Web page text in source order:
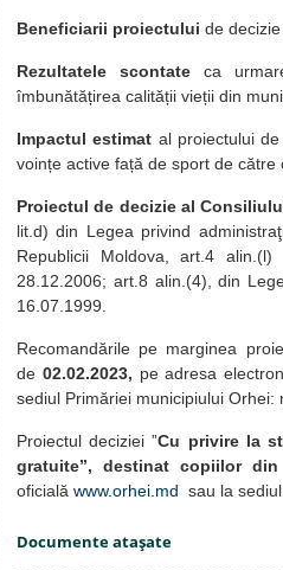
Beneficiarii proiectului de
Rezultatele scontateca urmare
îmbunătățirea calității vieții din
Impactul estimat al proiectului
voințe active față de sport de către
Proiectul de decizie al
lit.d) din Legea privind
Republicii Moldova, art.4
28.12.2006; art.8 alin.(4), din
16.07.1999.
Recomandările pe marginea
de 02.02.2023, pe adresa
sediul Primăriei municipiului Orhei:
Proiectul deciziei ”Cu privire la
gratuite”, destinat copiilor
oficială www.orhei.md sau la
Documente ataşate